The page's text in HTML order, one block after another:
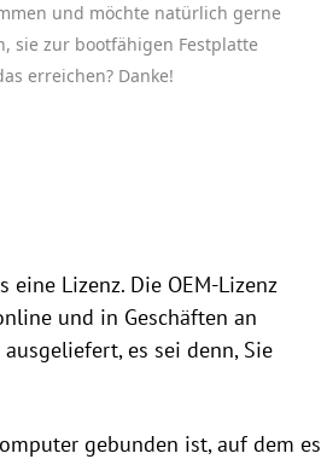
und möchte natürlich gerne
sie zur bootfähigen Festplatte
erreichen? Danke!
Lizenz. Die OEM-Lizenz
und in Geschäften an
es sei denn, Sie
gebunden ist, auf dem es